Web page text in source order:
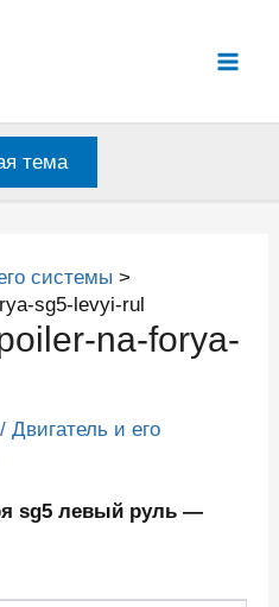
тема
системы
sg5-levyi-rul
na-forya-
/Двигатель и его
sg5 левый руль —